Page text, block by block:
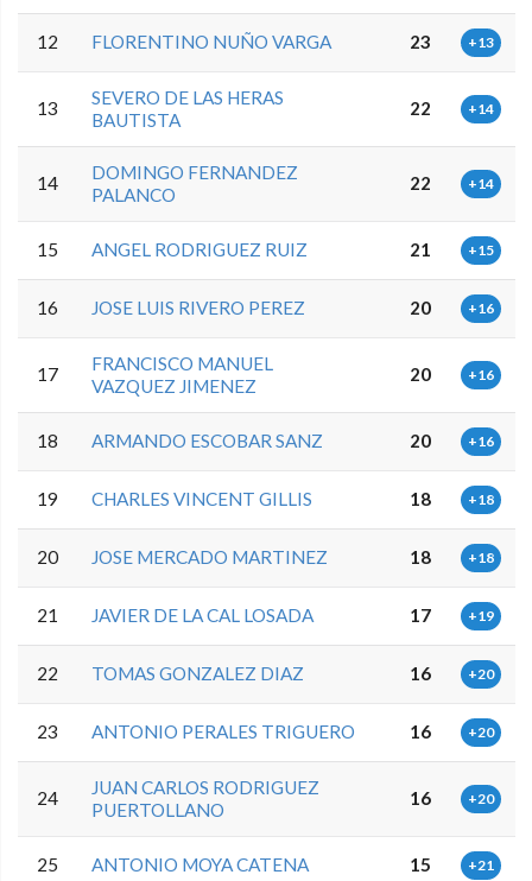
12 FLORENTINO NUÑO VARGA 23 +13
13
SEVERO DE LAS HERAS
BAUTISTA
22 +14
14
DOMINGO FERNANDEZ
PALANCO
22 +14
15 ANGEL RODRIGUEZ RUIZ 21 +15
16 JOSE LUIS RIVERO PEREZ 20 +16
17
FRANCISCO MANUEL
VAZQUEZ JIMENEZ
20 +16
18 ARMANDO ESCOBAR SANZ 20 +16
19 CHARLES VINCENT GILLIS 18 +18
20 JOSE MERCADO MARTINEZ 18 +18
21 JAVIER DE LA CAL LOSADA 17 +19
22 TOMAS GONZALEZ DIAZ 16 +20
23 ANTONIO PERALES TRIGUERO 16 +20
24
JUAN CARLOS RODRIGUEZ
PUERTOLLANO
16 +20
25 ANTONIO MOYA CATENA 15 +21